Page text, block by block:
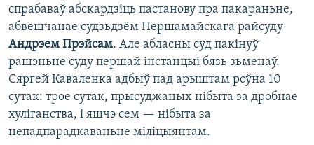
спрабаваў абскардзіць пастанову пра пакараньне,
абвешчанае судзьдзём Першамайскага райсуду
Андрэем Прэйсам. Але абласны суд пакінуў
рашэньне суду першай інстанцыі бязь зьменаў.
Сяргей Каваленка адбыў пад арыштам роўна 10
сутак: трое сутак, прысуджаных нібыта за дробнае
хуліганства, і яшчэ сем — нібыта за
непадпарадкаваньне міліцыянтам.